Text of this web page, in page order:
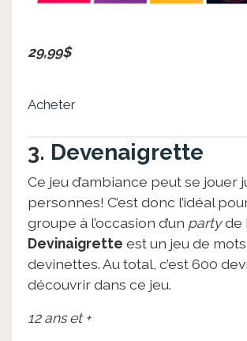
29,99$
Acheter
3. Devenaigrette
Ce jeu d’ambiance peut se jouer
personnes! C’est donc l’idéal
groupe à l’occasion d’un partyde
Devinaigrette est un jeu de
devinettes. Au total, c’est 600
découvrir dans ce jeu.
12 ans et +